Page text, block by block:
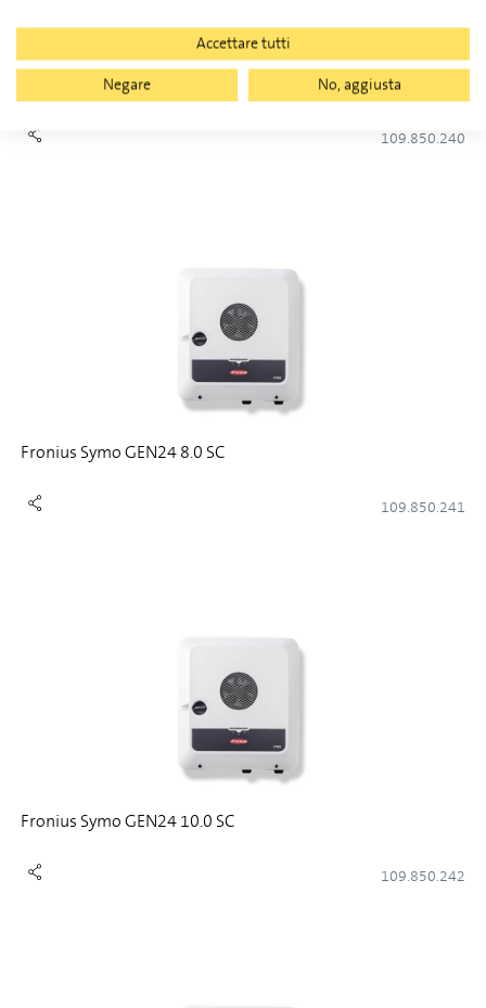
Fronius Symo GEN24 6.0 SC
109.850.240
Fronius Symo GEN24 8.0 SC
109.850.241
Fronius Symo GEN24 10.0 SC
109.850.242
Accettare tutti
Negare
No, aggiusta